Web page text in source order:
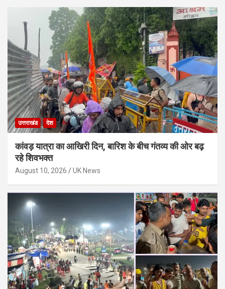
उत्तराखंड देश
कांवड़ यात्रा का आखिरी दिन, बारिश के बीच गंतव्य की ओर बढ़
रहे शिवभक्त
August 10, 2026 UK News